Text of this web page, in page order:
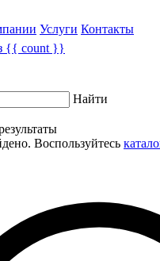
Услуги Контакты
{{ count }}
Найти
Воспользуйтесь